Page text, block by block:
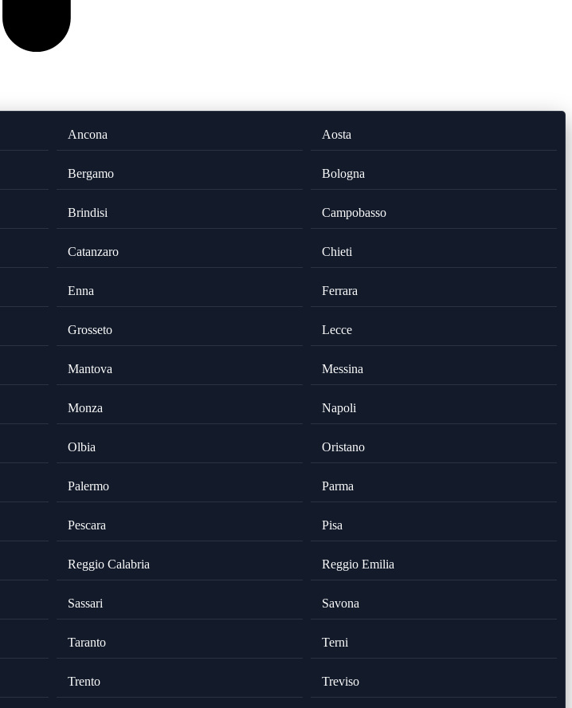
Ancona Aosta
Bergamo Bologna
Brindisi Campobasso
Catanzaro Chieti
Enna Ferrara
Grosseto Lecce
Mantova Messina
Monza Napoli
Olbia Oristano
Palermo Parma
Pescara Pisa
Reggio Calabria Reggio Emilia
Sassari Savona
Taranto Terni
Trento Treviso